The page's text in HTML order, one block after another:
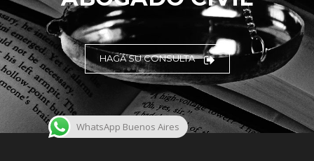
HAGA SU CONSULTA
WhatsApp Buenos Aires